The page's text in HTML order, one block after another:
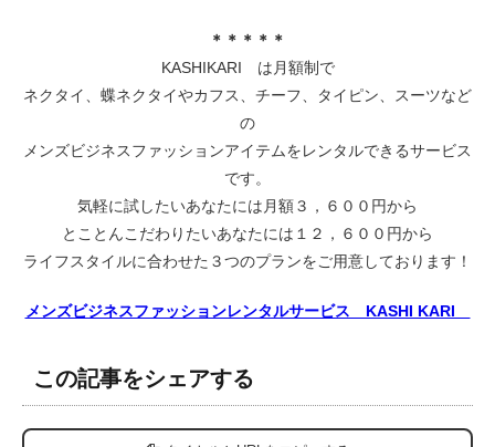
＊＊＊＊＊
KASHIKARI は月額制で
ネクタイ、蝶ネクタイやカフス、チーフ、タイピン、スーツなど
の
メンズビジネスファッションアイテムをレンタルできるサービス
です。
気軽に試したいあなたには月額３，６００円から
とことんこだわりたいあなたには１２，６００円から
ライフスタイルに合わせた３つのプランをご用意しております！
メンズビジネスファッションレンタルサービス KASHI KARI
この記事をシェアする